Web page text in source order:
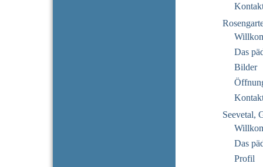
Das
Bilder
Seevetal,
Das
Profil